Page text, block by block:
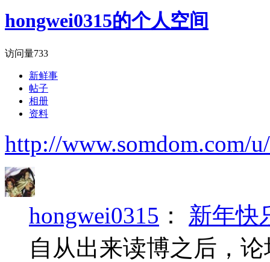
hongwei0315的个人空间
访问量733
新鲜事
帖子
相册
资料
http://www.somdom.com/
hongwei0315 ： 新年快
自从出来读博之后，